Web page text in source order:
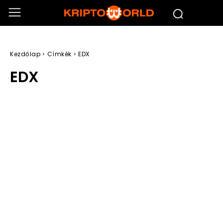
Kezdőlap Címkék EDX
EDX